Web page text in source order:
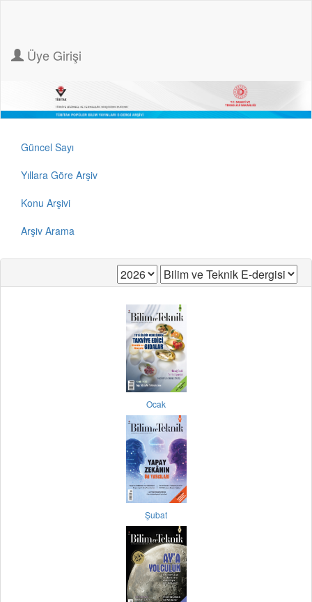
Üye Girişi
Güncel Sayı
Yıllara Göre Arşiv
Konu Arşivi
Arşiv Arama
Ocak
Şubat